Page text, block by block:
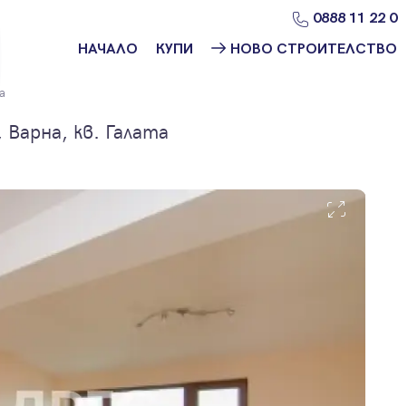
0888 11 22
НАЧАЛО КУПИ
Защо да купя
НОВО СТРОИТЕЛСТВО
Ново
кв. Галата